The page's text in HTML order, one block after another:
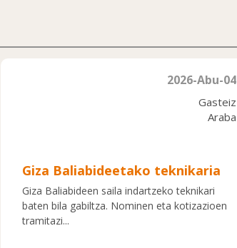
2026-Abu-04
Gasteiz
Araba
Giza Baliabideetako teknikaria
Giza Baliabideen saila indartzeko teknikari
baten bila gabiltza. Nominen eta kotizazioen
tramitazi...